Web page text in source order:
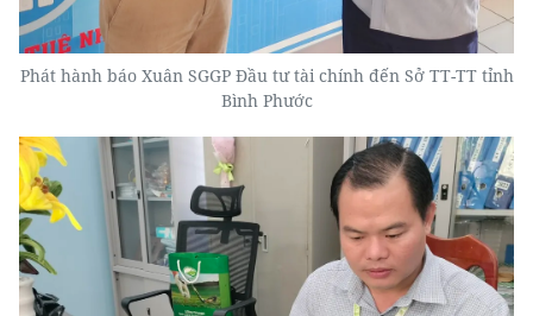
Phát hành báo Xuân SGGP Đầu tư tài chính đến Sở TT-TT tỉnh
Bình Phước